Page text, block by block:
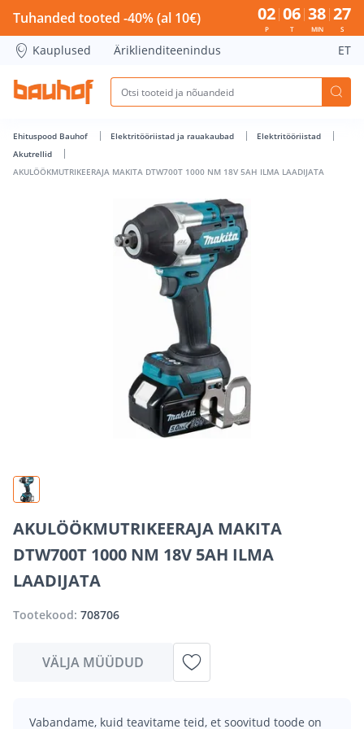
AKULÖÖKMUTRIKEERAJA MAKITA DTW700T 1000 NM 18V
Tuhanded tooted -40% (al 10€) 02
P
06
T
38
MIN
27
S
Kauplused Äriklienditeenindus ET
Ehituspood Bauhof Elektritööriistad ja rauakaubad
Elektritööriistad
Akutrellid
AKULÖÖKMUTRIKEERAJA MAKITA DTW700T 1000 NM 18V 5AH ILMA LAADIJATA
AKULÖÖKMUTRIKEERAJA MAKITA
DTW700T 1000 NM 18V 5AH ILMA
LAADIJATA
Tootekood: 708706
VÄLJA MÜÜDUD
Vabandame, kuid teavitame teid, et soovitud toode on